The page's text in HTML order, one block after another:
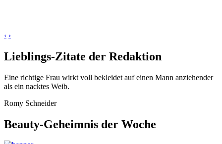
‹ ›
Lieblings-Zitate der Redaktion
Eine richtige Frau wirkt voll bekleidet auf einen Mann anziehender
als ein nacktes Weib.
Romy Schneider
Beauty-Geheimnis der Woche